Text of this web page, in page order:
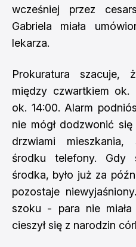
wcześniej przez
Gabriela miała
lekarza.
Prokuratura szacuje,
między czwartkiem
ok. 14:00. Alarm
nie mógł dodzwonić
drzwiami
środku telefony. Gdy
środka, było już za
pozostaje
szoku - para nie
cieszył się z narodzin